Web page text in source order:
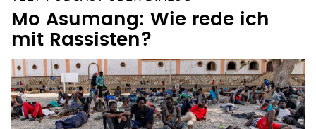
YEET PODCAST ÜBER DIALOG
Mo Asumang: Wie rede ich